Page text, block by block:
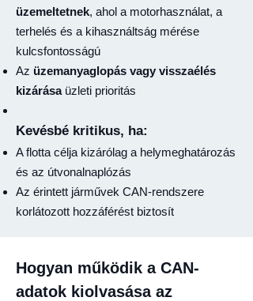
üzemeltetnek, ahol a motorhasználat, a
terhelés és a kihasználtság mérése
kulcsfontosságú
Az üzemanyaglopás vagy visszaélés
kizárásaüzleti prioritás
Kevésbé kritikus, ha:
A flotta célja kizárólag a helymeghatározás
és az útvonalnaplózás
Az érintett járművek CAN-rendszere
korlátozott hozzáférést biztosít
Hogyan működik a CAN-
adatok kiolvasása az